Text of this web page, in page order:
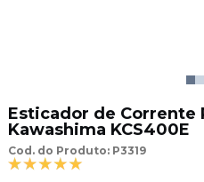
Esticador de Corrente
Kawashima KCS400E
Cod. do Produto: P3319